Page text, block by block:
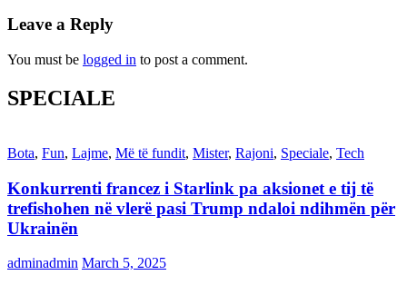
Leave a Reply
You must be logged in to post a comment.
SPECIALE
Bota, Fun, Lajme, Më të fundit, Mister, Rajoni, Speciale, Tech
Konkurrenti francez i Starlink pa aksionet e tij të
trefishohen në vlerë pasi Trump ndaloi ndihmën për
Ukrainën
adminadmin March 5, 2025